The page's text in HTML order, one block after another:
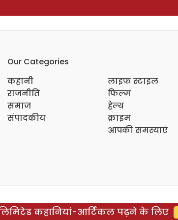
Our Categories
कहानी
राजनीति
समाज
संपादकीय
लाइफ स्टाइल
फिल्म
हेल्थ
क्राइम
आपकी समस्याएं
कहानियां-आर्टिकल पढ़ने के लिए